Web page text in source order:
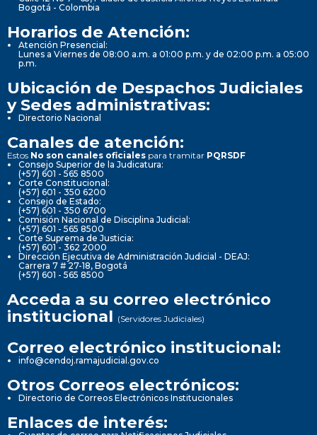
Bogotá - Colombia
Horarios de Atención:
Atención Presencial:
Lunes a Viernes de 08:00 a.m. a 01:00 p.m. y de 02:00 p.m. a 05:00
p.m.
Ubicación de Despachos Judiciales
y Sedes administrativas:
Directorio Nacional
Canales de atención:
Estos No son canales oficiales para tramitar PQRSDF
Consejo Superior de la Judicatura:
(+57) 601 - 565 8500
Corte Constitucional:
(+57) 601 - 350 6200
Consejo de Estado:
(+57) 601 - 350 6700
Comisión Nacional de Disciplina Judicial:
(+57) 601 - 565 8500
Corte Suprema de Justicia:
(+57) 601 - 362 2000
Dirección Ejecutiva de Administración Judicial - DEAJ:
Carrera 7 # 27-18, Bogotá
(+57) 601 - 565 8500
Acceda a su correo electrónico
institucional (Servidores Judiciales)
Correo electrónico institucional:
info@cendoj.ramajudicial.gov.co
Otros Correos electrónicos:
Directorio de Correos Electrónicos Institucionales
Enlaces de interés: